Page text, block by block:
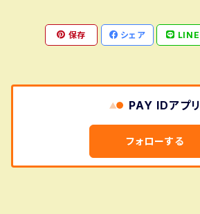
保存 シェア LINE
PAY IDアプリ
フォローする